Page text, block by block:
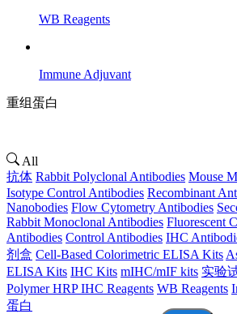
WB Reagents
Immune Adjuvant
重组蛋白
All
抗体 Rabbit Polyclonal Antibodies Mouse
Isotype Control Antibodies Recombinant
Nanobodies Flow Cytometry Antibodies
Rabbit Monoclonal Antibodies Fluorescent
Antibodies Control Antibodies IHC
剂盒 Cell-Based Colorimetric ELISA Kits
ELISA Kits IHC Kits mIHC/mIF kits 实验
Polymer HRP IHC Reagents WB Reagents
蛋白